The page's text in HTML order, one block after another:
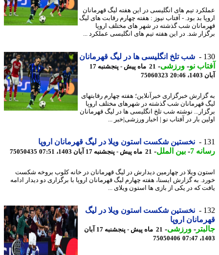
تیم های انگلیسی در این هفته لیگ قهرمانان
بد بود. - آفتاب نیوز : هفته چهارم رقابت های لیگ
شب گذشته در شهر های مختلف اروپا
شد. در این هفته تیم های انگلیسی عملکرد ...
شب تلخ انگلیسی ها در لیگ قهرمانان
نو- ورزشی-
21 ماه پیش - پنجشنبه 17
75060323
خبرگزاری خبرآنلاین؛ هفته چهارم رقابتهای
قهرمانان شب گذشته در شهرهای مختلف اروپا
نوشته شب تلخ انگلیسی ها در لیگ قهرمانان
بار در آفتاب نو | اخبار ورزشی|خبر ...
نخستین شکست استون ویلا در لیگ قهرمانان اروپا
7
-بین الملل-21 ماه پیش - پنجشنبه 17 آبان 1403، 07:51 75050435
ویلا در چهارمین دیدارش در لیگ قهرمانان در خانه کلوب بروخه شکست
به گزارش ایسنا، هفته چهارم لیگ قهرمانان اروپا با برگزاری دو دیدار ادامه
که در یکی از بازی ها استون ویلای ...
نخستین شکست استون ویلا در لیگ
اروپا
-ورزشی-
21 ماه پیش - پنجشنبه 17 آبان
75050406